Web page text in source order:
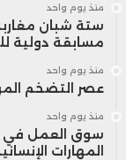
منذ يوم واحد
ستة شبان
مسابقة دولية
منذ يوم واحد
عصر التضخم
منذ يوم واحد
سوق العمل في
المهارات